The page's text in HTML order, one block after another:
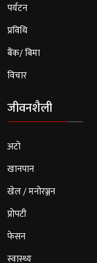
पर्यटन
प्रविधि
बैंक/ बिमा
विचार
जीवनशैली
अटो
खानपान
खेल / मनोरञ्जन
प्रोपटी
फेसन
स्वास्थ्य